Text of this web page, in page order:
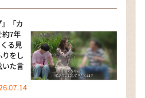
』「カ
約7年
る見
をし
いた言